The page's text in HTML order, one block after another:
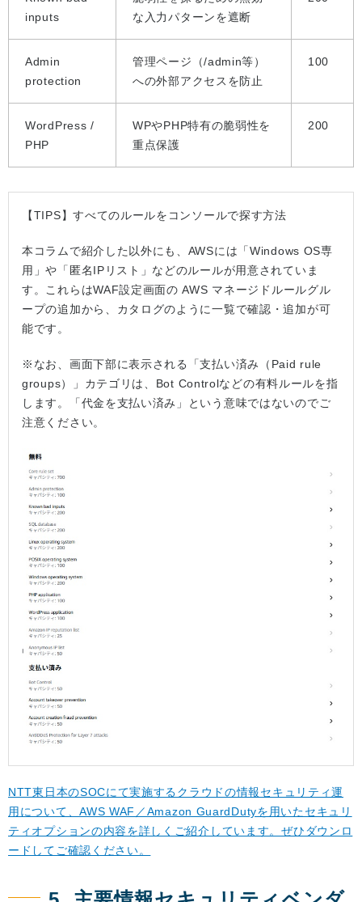
inputs
な入力パターンを遮断
Admin
protection
管理ページ（/admin等）
への外部アクセスを防止
100
WordPress /
PHP
WPやPHP特有の脆弱性を
重点保護
200
【TIPS】すべてのルールをコンソールで探す方法
本コラムで紹介した以外にも、AWSには「Windows OS専
用」や「匿名IPリスト」などのルールが用意されていま
す。これらはWAF設定画面の AWS マネージドルールグル
ープの追加から、カタログのように一覧で確認・追加が可
能です。
※なお、画面下部に表示される「支払い済み（Paid rule
groups）」カテゴリは、Bot Controlなどの有料ルールを指
します。「代金を支払い済み」という意味ではないのでご
注意ください。
NTT東日本のSOCにて実施するクラウドの情報セキュリティ運
用について、AWS WAF／Amazon GuardDutyを用いたセキュリ
ティオプションの内容を詳しくご紹介しています。ぜひダウンロ
ードしてご確認ください。